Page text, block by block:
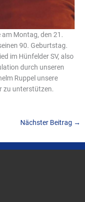
am Montag, den 21.
90. Geburtstag.
im Hünfelder SV, also
durch unseren
Ruppel unsere
zu unterstützen.
Nächster Beitrag →